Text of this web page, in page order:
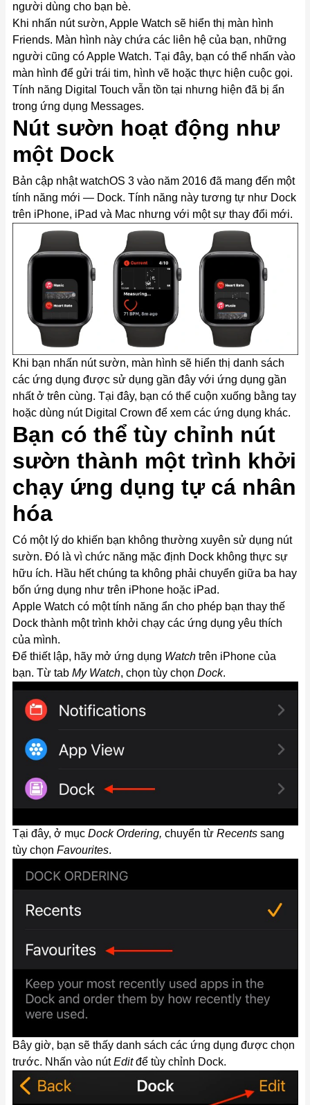
người dùng cho bạn bè.
Khi nhấn nút sườn, Apple Watch sẽ hiển thị màn hình
Friends. Màn hình này chứa các liên hệ của bạn, những
người cũng có Apple Watch. Tại đây, bạn có thể nhấn vào
màn hình để gửi trái tim, hình vẽ hoặc thực hiện cuộc gọi.
Tính năng Digital Touch vẫn tồn tại nhưng hiện đã bị ẩn
trong ứng dụng Messages.
Nút sườn hoạt động như
một Dock
Bản cập nhật watchOS 3 vào năm 2016 đã mang đến một
tính năng mới — Dock. Tính năng này tương tự như Dock
trên iPhone, iPad và Mac nhưng với một sự thay đổi mới.
Khi bạn nhấn nút sườn, màn hình sẽ hiển thị danh sách
các ứng dụng được sử dụng gần đây với ứng dụng gần
nhất ở trên cùng. Tại đây, bạn có thể cuộn xuống bằng tay
hoặc dùng nút Digital Crown để xem các ứng dụng khác.
Bạn có thể tùy chỉnh nút
sườn thành một trình khởi
chạy ứng dụng tự cá nhân
hóa
Có một lý do khiến bạn không thường xuyên sử dụng nút
sườn. Đó là vì chức năng mặc định Dock không thực sự
hữu ích. Hầu hết chúng ta không phải chuyển giữa ba hay
bốn ứng dụng như trên iPhone hoặc iPad.
Apple Watch có một tính năng ẩn cho phép bạn thay thế
Dock thành một trình khởi chạy các ứng dụng yêu thích
của mình.
Để thiết lập, hãy mở ứng dụng Watchtrên iPhone của
bạn. Từ tab My Watch, chọn tùy chọn Dock.
Tại đây, ở mục Dock Ordering, chuyển từ Recentssang
tùy chọn Favourites.
Bây giờ, bạn sẽ thấy danh sách các ứng dụng được chọn
trước. Nhấn vào nútEditđể tùy chỉnh Dock.